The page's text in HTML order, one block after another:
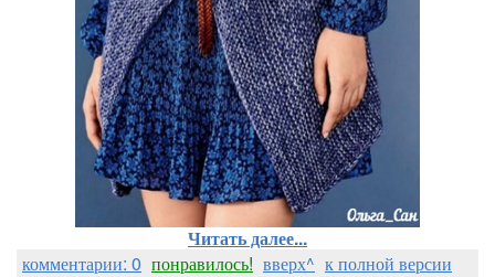
Читать далее...
комментарии: 0 понравилось! вверх^ к полной версии